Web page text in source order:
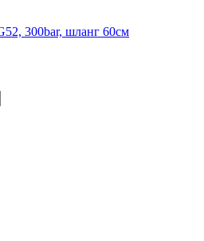
300bar, шланг 60см